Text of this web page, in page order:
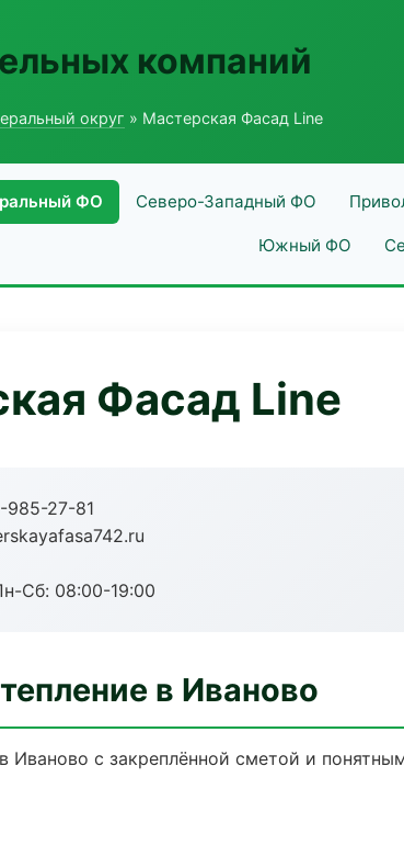
компаний
округ » Мастерская Фасад Line
ФО Северо-Западный ФО
Южный ФО
Фасад Line
985-27-81
Сб: 08:00-19:00
в Иваново
Иваново с закреплённой сметой и